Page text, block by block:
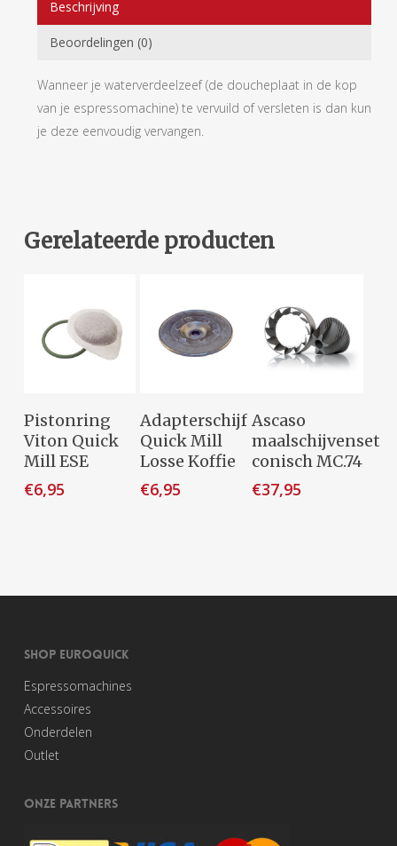
Beschrijving
Beoordelingen (0)
Wanneer je waterverdeelzeef (de doucheplaat in de kop
van je espressomachine) te vervuild of versleten is dan kun
je deze eenvoudig vervangen.
Gerelateerde producten
Toevoegen
Aan
Winkelwagen
Pistonring
Viton Quick
Mill ESE
€6,95
Toevoegen
Aan
Winkelwagen
Adapterschijf
Quick Mill
Losse Koffie
€6,95
Aan
Winkelwagen
Ascaso
maalschijvenset
conisch MC.74
€37,95
SHOP EUROQUICK
Espressomachines
Accessoires
Onderdelen
Outlet
ONZE PARTNERS